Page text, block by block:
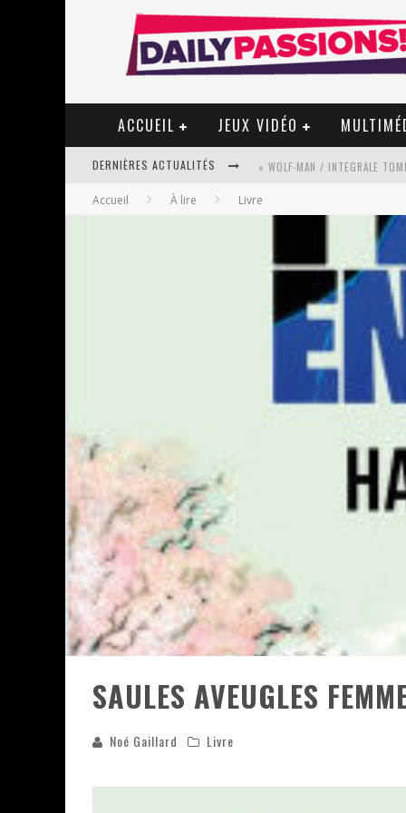
ACCUEIL JEUX VIDÉO
DERNIÈRES ACTUALITÉS « WOLF-MAN / INTEGRALE
« MON VILLAGE RÉVOLTÉ » -
STAR FOX
PSYRIVER 2026 : LA MAGIE
« MOFUSAND / PARLER
ASSASSIN'S CREED BLACK FLAG
« LE VENT DAND LES SAULES
Accueil À lire Livre
SAULES AVEUGLES
Noé Gaillard Livre